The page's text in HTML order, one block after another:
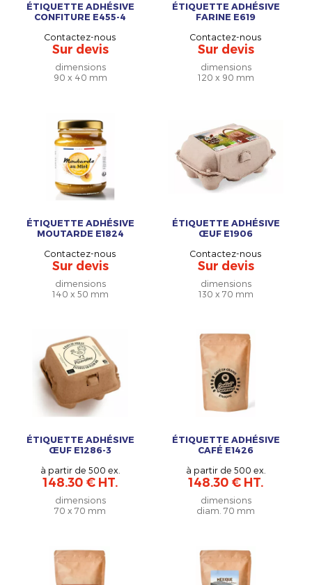
ÉTIQUETTE ADHÉSIVE
CONFITURE E455-4
Contactez-nous
Sur devis
dimensions
90 x 40 mm
ÉTIQUETTE ADHÉSIVE
FARINE E619
Contactez-nous
Sur devis
dimensions
120 x 90 mm
ÉTIQUETTE ADHÉSIVE
MOUTARDE E1824
Contactez-nous
Sur devis
dimensions
140 x 50 mm
ÉTIQUETTE ADHÉSIVE
ŒUF E1906
Contactez-nous
Sur devis
dimensions
130 x 70 mm
ÉTIQUETTE ADHÉSIVE
ŒUF E1286-3
à partir de 500 ex.
148.30 € HT.
dimensions
70 x 70 mm
ÉTIQUETTE ADHÉSIVE
CAFÉ E1426
à partir de 500 ex.
148.30 € HT.
dimensions
diam. 70 mm